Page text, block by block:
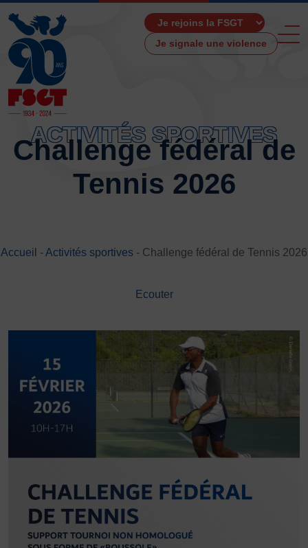
Je signale une violence
Partenaires
Ressources média
Championnat de France FSGT
Enfance / Famille
Jeunesses
Santé
Pratiques partagées
Sport avec les exilés
ÉTHIQUE SPORTIVE
Signalement violences sexistes et sexuelles
ACTIVITÉS SPORTIVES
Challenge fédéral de
Tennis 2026
Accueil -Activités sportives - Challenge fédéral de Tennis 2026
Ecouter